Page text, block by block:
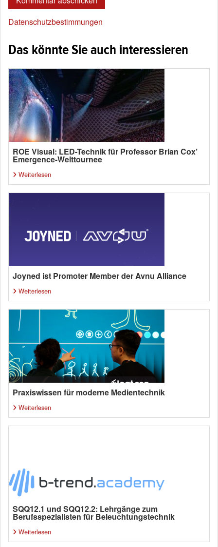
Datenschutzbestimmungen
Das könnte Sie auch interessieren
ROE Visual: LED-Technik für Professor Brian Cox’
Emergence-Welttournee
Weiterlesen
Joyned ist Promoter Member der Avnu Alliance
Weiterlesen
Praxiswissen für moderne Medientechnik
Weiterlesen
SQQ12.1 und SQQ12.2: Lehrgänge zum
Berufsspezialisten für Beleuchtungstechnik
Weiterlesen